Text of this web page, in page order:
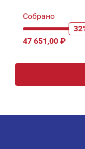
Собрано
47 651,00 ₽